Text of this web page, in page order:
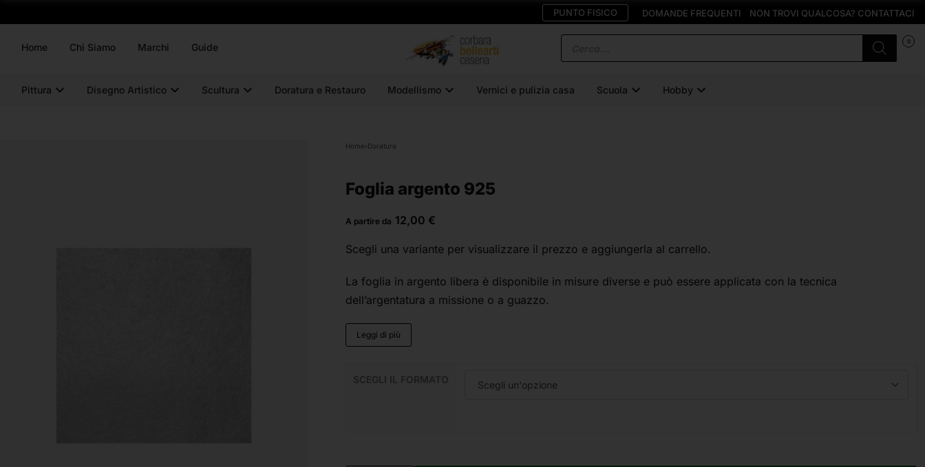
PUNTO FISICO DOMANDE FREQUENTI NON TROVI QUALCOSA? CONTATTACI
Home Chi Siamo Marchi Guide 0
Pittura Disegno Artistico Scultura Doratura e Restauro Modellismo Vernici e pulizia casa Scuola Hobby
Home› Doratura
Foglia argento 925
A partire da 12,00 €
Scegli una variante per visualizzare il prezzo e aggiungerla al carrello.
La foglia in argento libera è disponibile in misure diverse e può essere applicata con la tecnica
dell’argentatura a missione o a guazzo.
Leggi di più
SCEGLI IL FORMATO